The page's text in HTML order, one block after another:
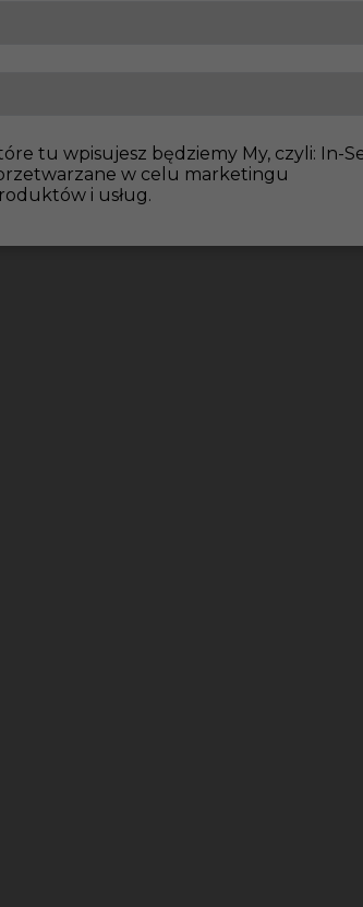
tu wpisujesz będziemy My, czyli: In-
w celu marketingu
i usług.